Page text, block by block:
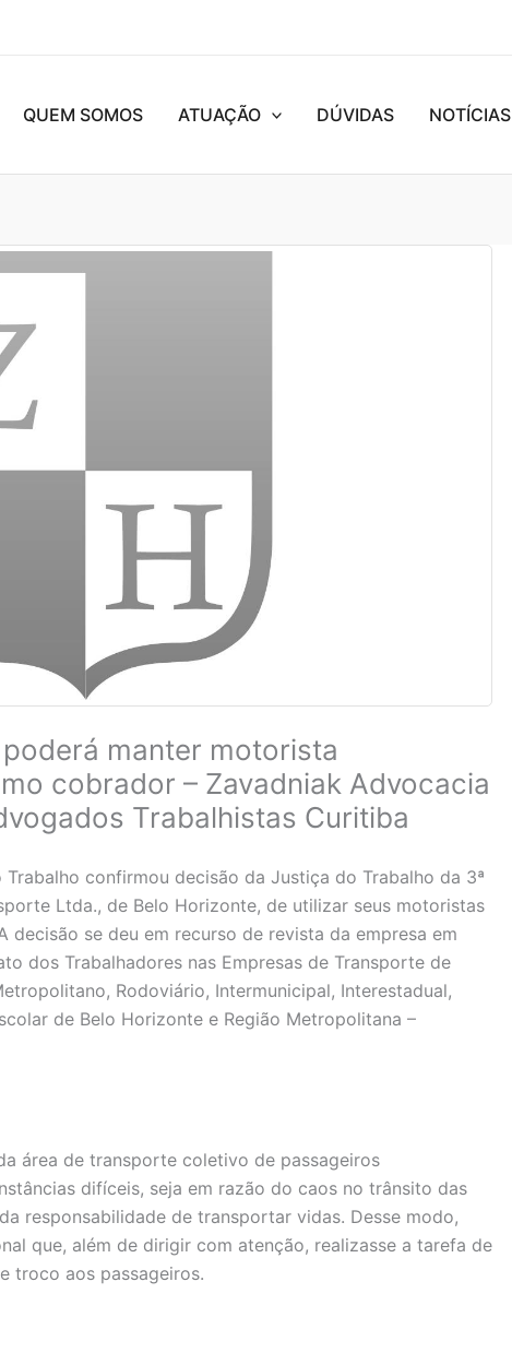
QUEM SOMOS ATUAÇÃO DÚVIDAS NOTÍCIAS
manter motorista
cobrador – Zavadniak Advocacia
Trabalhistas Curitiba
confirmou decisão da Justiça do Trabalho da 3ª
Ltda., de Belo Horizonte, de utilizar seus motoristas
se deu em recurso de revista da empresa em
dos Trabalhadores nas Empresas de Transporte de
Rodoviário, Intermunicipal, Interestadual,
de Belo Horizonte e Região Metropolitana –
área de transporte coletivo de passageiros
difíceis, seja em razão do caos no trânsito das
responsabilidade de transportar vidas. Desse modo,
que, além de dirigir com atenção, realizasse a tarefa de
troco aos passageiros.